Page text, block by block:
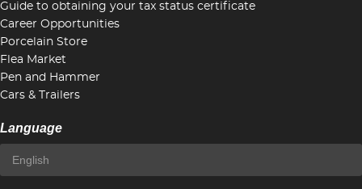
Guide to obtaining your tax status certificate
Career Opportunities
Porcelain Store
Flea Market
Pen and Hammer
Cars & Trailers
Language